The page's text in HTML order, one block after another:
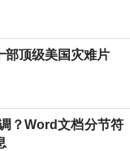
部顶级美国灾难片
？Word文档分节符